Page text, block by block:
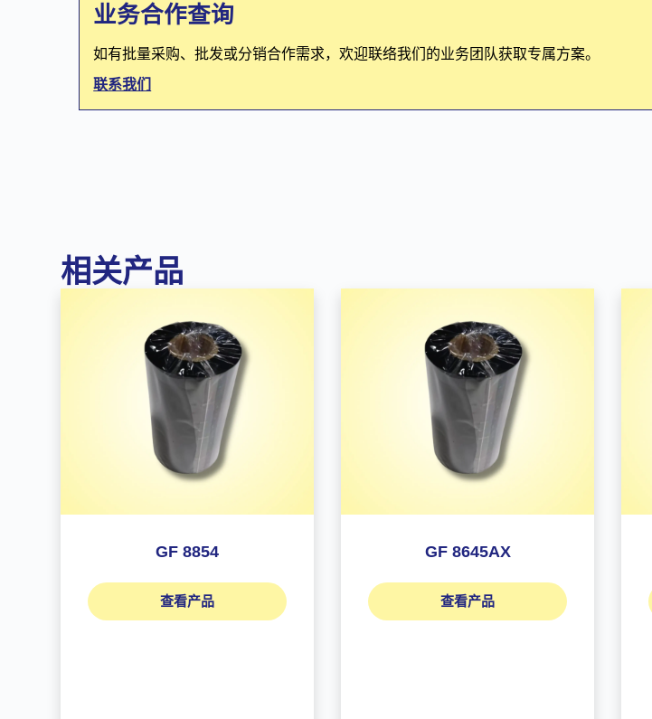
业务合作查询
如有批量采购、批发或分销合作需求，欢迎联络我们的业务团队获取专属方案。
联系我们
相关产品
GF 8854
查看产品
GF 8645AX
查看产品